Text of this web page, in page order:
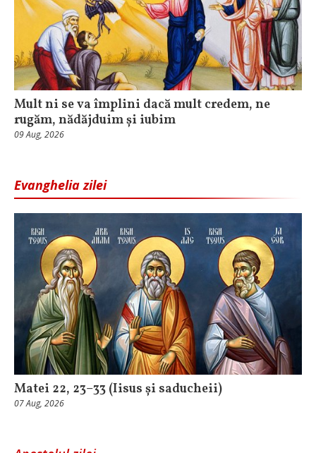
Mult ni se va împlini dacă mult credem, ne
rugăm, nădăjduim și iubim
09 Aug, 2026
Evanghelia zilei
Matei 22, 23–33 (Iisus și saducheii)
07 Aug, 2026